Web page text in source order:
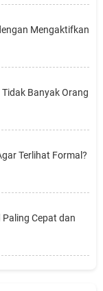
Mengaktifkan
Banyak Orang
Terlihat Formal?
Cepat dan